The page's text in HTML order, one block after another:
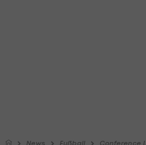
News Fußball Conference